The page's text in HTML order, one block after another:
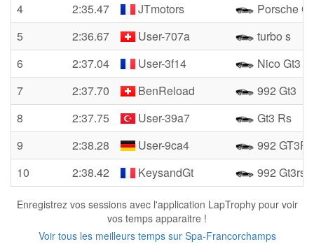
4
2:35.47 JTmotors
Porsche
5
2:36.67 User-707a
turbo s
6
2:37.04 User-3f14
Nico Gt3
7
2:37.70 BenReload
992 Gt3
8
2:37.75 User-39a7
Gt3 Rs
9
2:38.28 User-9ca4
992
10
2:38.42 KeysandGt 992 Gt3rs
Enregistrez vos sessions avec l'application LapTrophy pour voir
vos temps apparaitre !
Voir tous les meilleurs temps sur Spa-Francorchamps